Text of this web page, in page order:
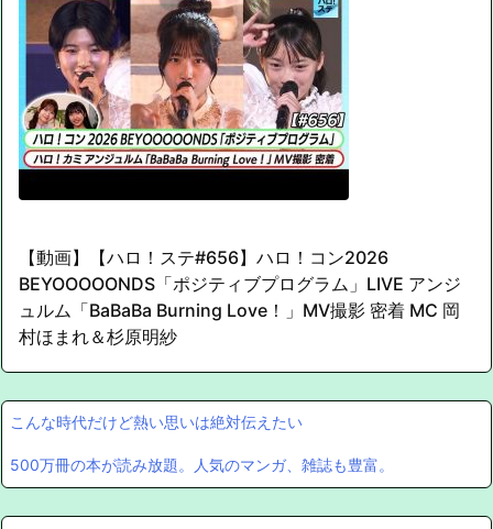
【動画】【ハロ！ステ#656】ハロ！コン2026
BEYOOOOONDS「ポジティブプログラム」LIVE アンジ
ュルム「BaBaBa Burning Love！」MV撮影 密着 MC 岡
村ほまれ＆杉原明紗
こんな時代だけど熱い思いは絶対伝えたい
500万冊の本が読み放題。人気のマンガ、雑誌も豊富。